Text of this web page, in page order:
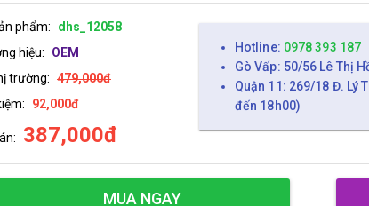
phẩm:
dhs_12058
hiệu:
OEM
trường: 479,000đ
92,000đ
387,000đ
Hotline: 0978 393 187
Gò Vấp: 50/56 Lê Thị
Quận 11: 269/18 Đ. Lý
đến 18h00)
MUA NGAY